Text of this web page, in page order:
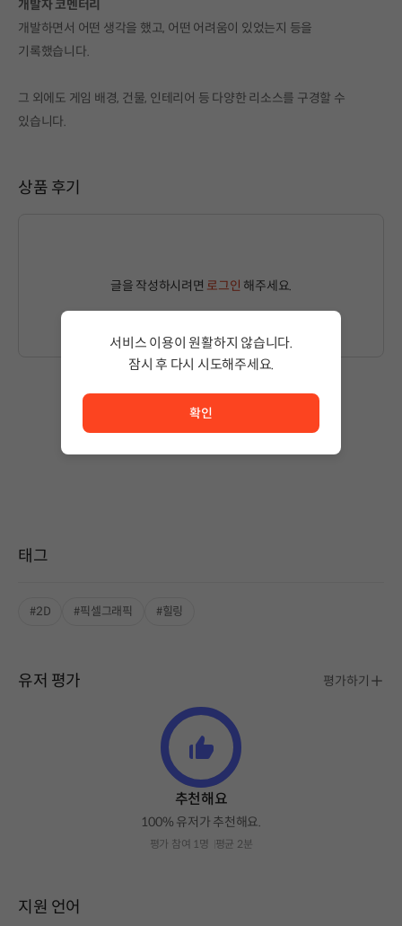
개발자 코멘터리
개발하면서 어떤 생각을 했고, 어떤 어려움이 있었는지 등을
기록했습니다.
그 외에도 게임 배경, 건물, 인테리어 등 다양한 리소스를 구경할 수
있습니다.
상품 후기
글을 작성하시려면 로그인 해주세요.
작성된 글이 없습니다.
태그
#2D #픽셀그래픽 #힐링
유저 평가 평가하기
추천해요
100% 유저가 추천해요.
평가 참여 1명 평균 2분
지원 언어
서비스 이용이 원활하지 않습니다.
잠시 후 다시 시도해주세요.
확인